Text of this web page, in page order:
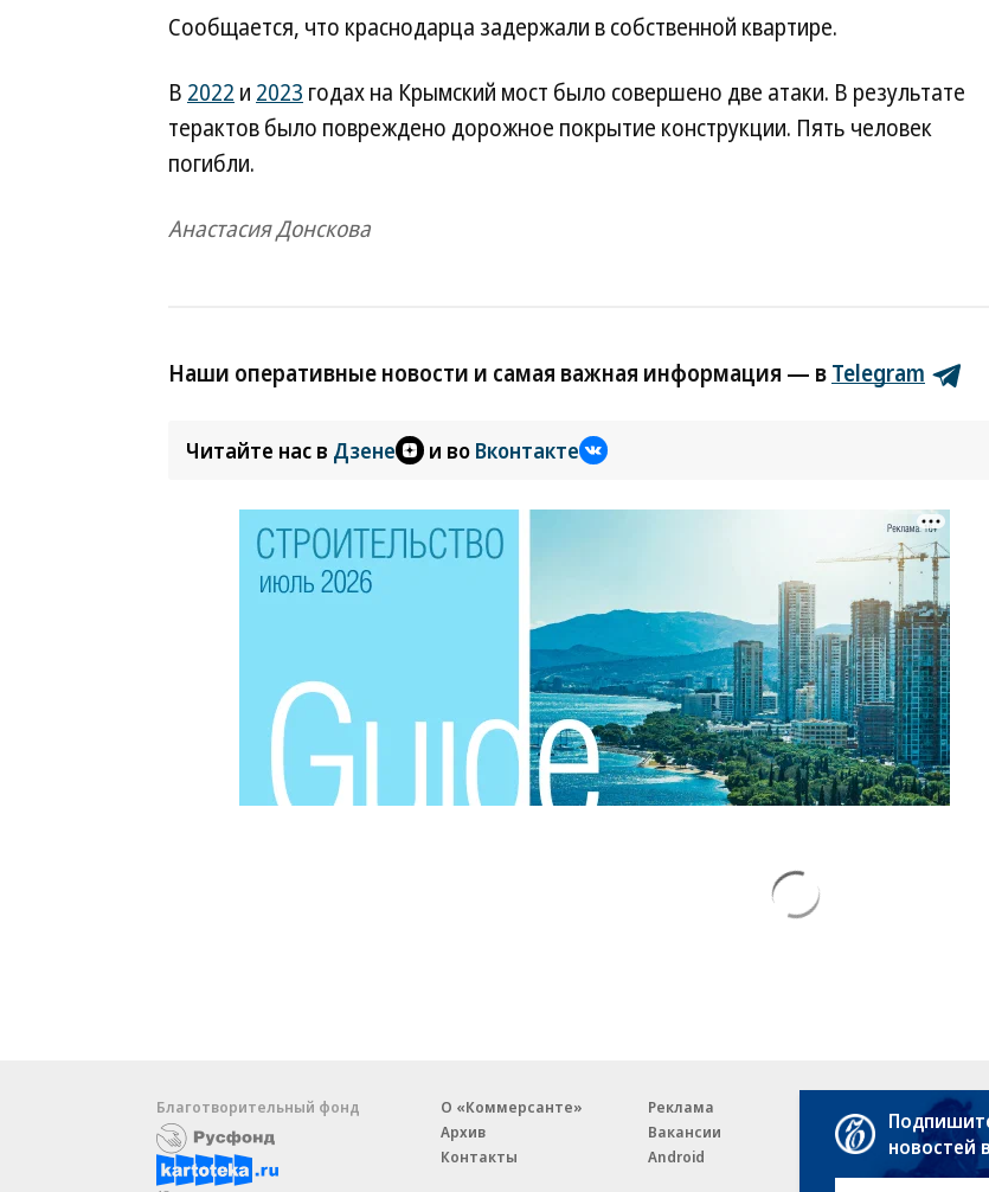
Сообщается, что краснодарца задержали в собственной квартире.
В 2022 и 2023 годах на Крымский мост было совершено две атаки. В результате
терактов было повреждено дорожное покрытие конструкции. Пять человек
погибли.
Анастасия Донскова
Наши оперативные новости и самая важная информация — вTelegram
Читайте нас в Дзене и во Вконтакте
Благотворительный фонд
О «Коммерсанте»
Архив
Контакты
Реклама
Вакансии
Android
Обратная связь
Правовая
E-mail рассылки
новостей